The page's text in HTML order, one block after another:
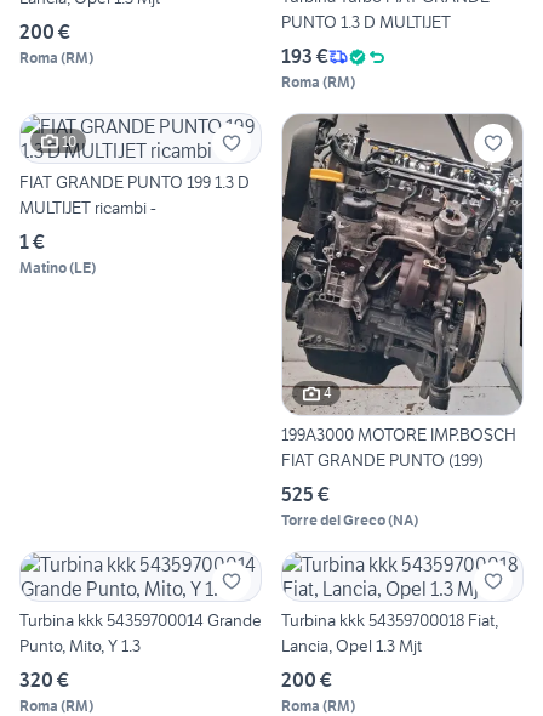
200 €
Roma (RM)
PUNTO 1.3 D MULTIJET
193 €
Roma (RM)
10
FIAT GRANDE PUNTO 199 1.3 D
MULTIJET ricambi -
1 €
Matino(LE)
4
199A3000 MOTORE IMP.BOSCH
FIAT GRANDE PUNTO (199)
525 €
Torre del Greco(NA)
Turbina kkk 54359700014 Grande
Punto, Mito, Y 1.3
320 €
Roma (RM)
Turbina kkk 54359700018 Fiat,
Lancia, Opel 1.3 Mjt
200 €
Roma (RM)